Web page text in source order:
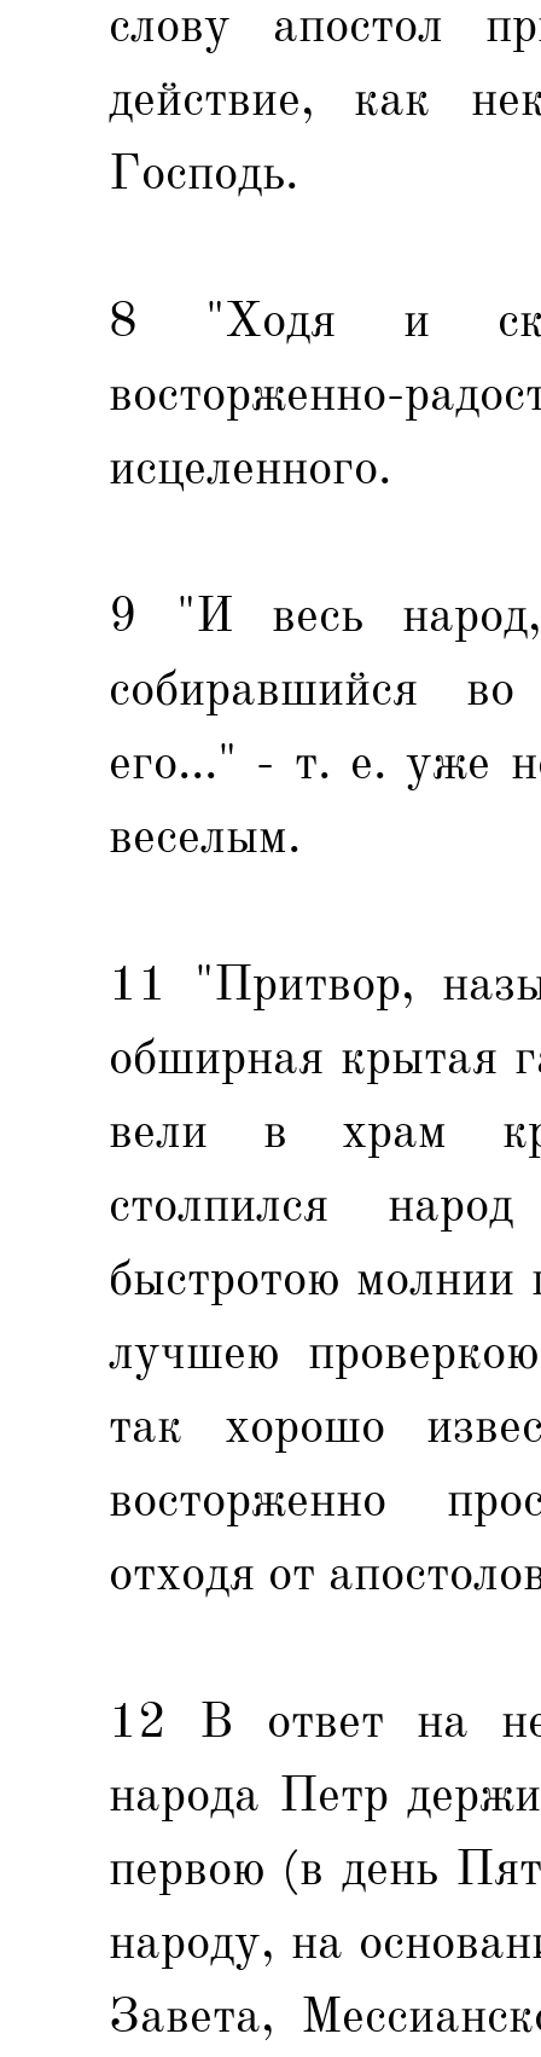
слову апостол
действие, как
Господь.
8 "Ходя и
восторженно-
исцеленного.
9 "И весь
собиравшийся
его..." - т. е. уже
веселым.
11 "Притвор,
обширная крытая
вели в храм
столпился
быстротою молнии
лучшею
так хорошо
восторженно
отходя от
12 В ответ на
народа Петр
первою (в день
народу, на
Завета,